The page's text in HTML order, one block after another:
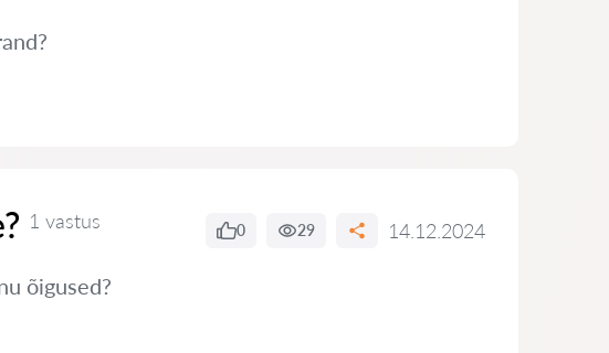
1 vastus 0 29 14.12.2024
õigused?